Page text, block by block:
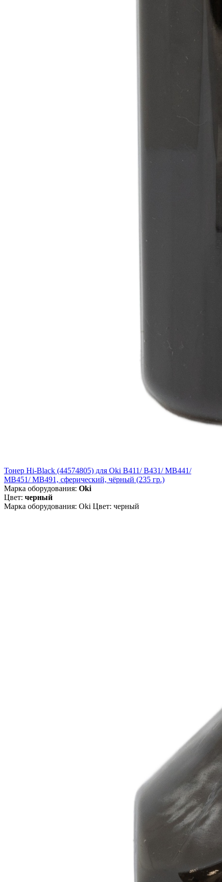
Тонер Hi-Black (44574805) для Oki B411/ B431/ MB441/
MB451/ MB491, сферический, чёрный (235 гр.)
Марка оборудования: Oki
Цвет: черный
Марка оборудования: Oki Цвет: черный